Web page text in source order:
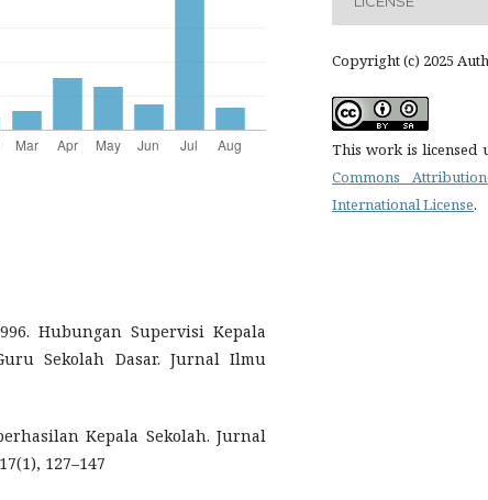
Hubungan Supervisi Kepala
Sekolah Dasar. Jurnal Ilmu
Kepala Sekolah. Jurnal
127–147
Copyright (c) 2025
This work is licensed
Commons
International License.